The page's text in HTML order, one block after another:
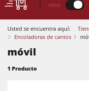
Sierras circulares y
neto
Usted se encuentra aquí:
Encoladoras de cantos
móvil
1 Producto